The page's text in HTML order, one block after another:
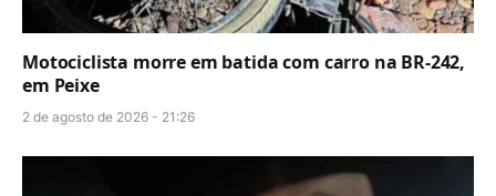
Motociclista morre em batida com carro na BR-242,
em Peixe
2 de agosto de 2026 - 21:26